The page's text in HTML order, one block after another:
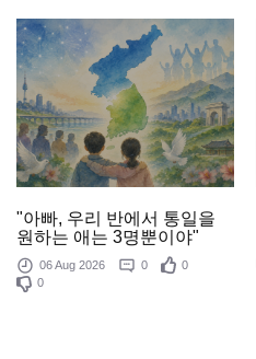
"아빠, 우리 반에서 통일을
원하는 애는 3명뿐이야"
06 Aug 2026 0
0
0